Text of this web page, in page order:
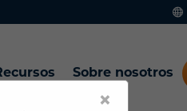
×
Sobre nosotros